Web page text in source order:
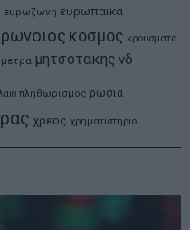
ευρωζωνη ευρωπαικα
κοσμος κρουσματα
μετρα μητσοτακης νδ
πληθωρισμος ρωσια
χρεος χρηματιστηριο